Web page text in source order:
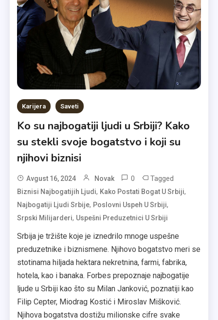
Karijera Saveti
Ko su najbogatiji ljudi u Srbiji? Kako
su stekli svoje bogatstvo i koji su
njihovi biznisi
Avgust 16, 2024 Novak 0 Tagged
Biznisi Najbogatijih Ljudi, Kako Postati Bogat U Srbiji,
Najbogatiji Ljudi Srbije, Poslovni Uspeh U Srbiji,
Srpski Milijarderi, Uspešni Preduzetnici U Srbiji
Srbija je tržište koje je iznedrilo mnoge uspešne
preduzetnike i biznismene. Njihovo bogatstvo meri se
stotinama hiljada hektara nekretnina, farmi, fabrika,
hotela, kao i banaka. Forbes prepoznaje najbogatije
ljude u Srbiji kao što su Milan Janković, poznatiji kao
Filip Cepter, Miodrag Kostić i Miroslav Mišković.
Njihova bogatstva dostižu milionske cifre svake